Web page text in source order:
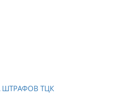
ШТРАФОВ ТЦК